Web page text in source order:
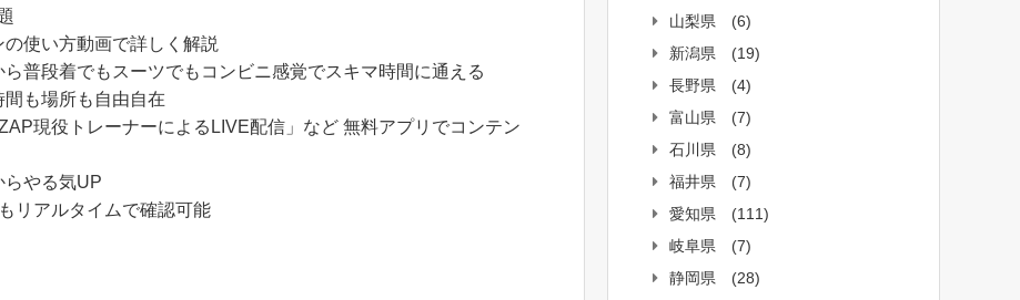
使い方動画で詳しく解説
普段着でもスーツでもコンビニ感覚でスキマ時間に通える
も場所も自由自在
現役トレーナーによるLIVE配信」など 無料アプリでコンテン
らやる気UP
リアルタイムで確認可能
山梨県
(6)
新潟県
(19)
長野県
(4)
富山県
(7)
石川県
(8)
福井県
(7)
愛知県
(111)
岐阜県
(7)
静岡県
(28)